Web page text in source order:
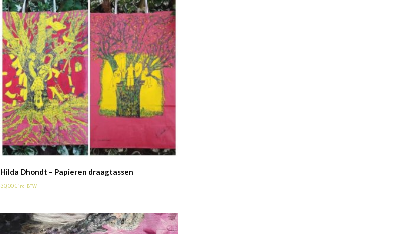
Hilda Dhondt – Papieren draagtassen
30,00€ incl BTW